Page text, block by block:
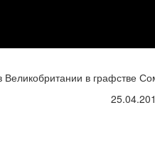
в графстве